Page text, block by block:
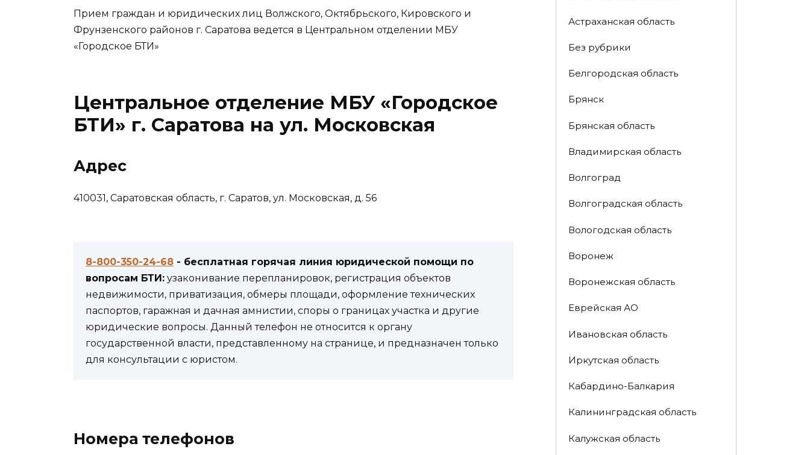
Прием граждан и юридических лиц Волжского, Октябрьского, Кировского и
Фрунзенского районов г. Саратова ведется в Центральном отделении МБУ
«Городское БТИ»
Центральное отделение МБУ «Городское
БТИ» г. Саратова на ул. Московская
Адрес
410031, Саратовская область, г. Саратов, ул. Московская, д. 56
8-800-350-24-68 - бесплатная горячая линия юридической помощи по
вопросам БТИ: узаконивание перепланировок, регистрация объектов
недвижимости, приватизация, обмеры площади, оформление технических
паспортов, гаражная и дачная амнистии, споры о границах участка и другие
юридические вопросы. Данный телефон не относится к органу
государственной власти, представленному на странице, и предназначен только
для консультации с юристом.
Номера телефонов
Астраханская область
Без рубрики
Белгородская область
Брянск
Брянская область
Владимирская область
Волгоград
Волгоградская область
Вологодская область
Воронеж
Воронежская область
Еврейская АО
Ивановская область
Иркутская область
Кабардино-Балкария
Калининградская область
Калужская область